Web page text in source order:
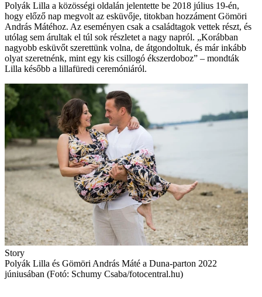
Polyák Lilla a közösségi oldalán jelentette be 2018 július 19-én,
hogy előző nap megvolt az esküvője, titokban hozzáment Gömöri
András Mátéhoz. Az eseményen csak a családtagok vettek részt, és
utólag sem árultak el túl sok részletet a nagy napról. „Korábban
nagyobb esküvőt szerettünk volna, de átgondoltuk, és már inkább
olyat szeretnénk, mint egy kis csillogó ékszerdoboz” – mondták
Lilla később a lillafüredi ceremóniáról.
Story
Polyák Lilla és Gömöri András Máté a Duna-parton 2022
júniusában (Fotó: Schumy Csaba/fotocentral.hu)